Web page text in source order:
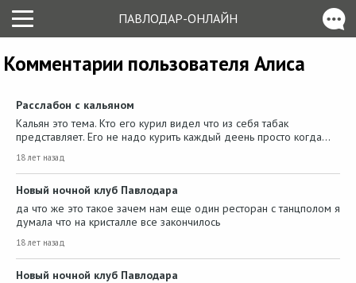
ПАВЛОДАР-ОНЛАЙН
Комментарии пользователя Алиса
Расслабон с кальяном
Кальян это тема. Кто его курил видел что из себя табак
представляет. Его не надо курить каждый деень просто когда…
18 лет назад
Новый ночной клуб Павлодара
да что же это такое зачем нам еще один ресторан с танцполом я
думала что на кристалле все закончилось
18 лет назад
Новый ночной клуб Павлодара